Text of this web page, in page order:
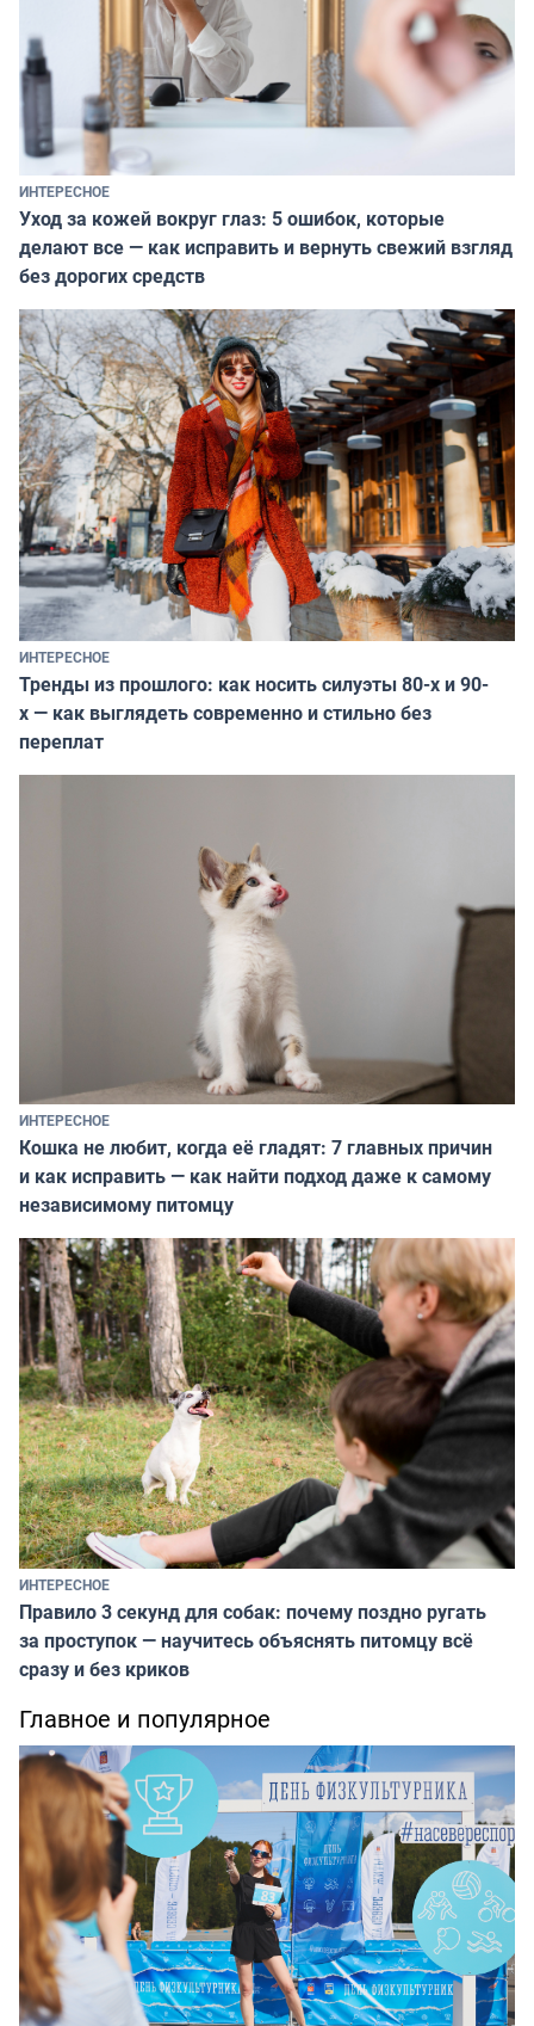
ИНТЕРЕСНОЕ
Уход за кожей вокруг глаз: 5 ошибок, которые
делают все — как исправить и вернуть свежий взгляд
без дорогих средств
ИНТЕРЕСНОЕ
Тренды из прошлого: как носить силуэты 80-х и 90-
х — как выглядеть современно и стильно без
переплат
ИНТЕРЕСНОЕ
Кошка не любит, когда её гладят: 7 главных причин
и как исправить — как найти подход даже к самому
независимому питомцу
ИНТЕРЕСНОЕ
Правило 3 секунд для собак: почему поздно ругать
за проступок — научитесь объяснять питомцу всё
сразу и без криков
Главное и популярное